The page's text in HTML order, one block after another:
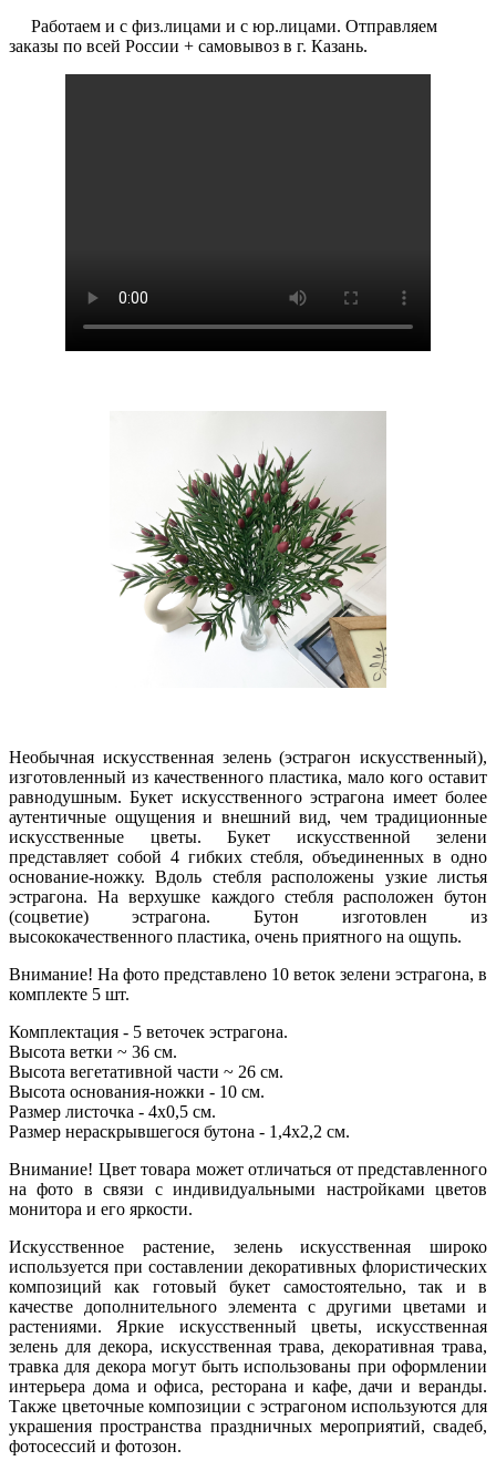
Работаем и с физ.лицами и с юр.лицами. Отправляем
заказы по всей России + самовывоз в г. Казань.
Необычная искусственная зелень (эстрагон искусственный),
изготовленный из качественного пластика, мало кого оставит
равнодушным. Букет искусственного эстрагона имеет более
аутентичные ощущения и внешний вид, чем традиционные
искусственные цветы. Букет искусственной зелени
представляет собой 4 гибких стебля, объединенных в одно
основание-ножку. Вдоль стебля расположены узкие листья
эстрагона. На верхушке каждого стебля расположен бутон
(соцветие) эстрагона. Бутон изготовлен из
высококачественного пластика, очень приятного на ощупь.
Внимание! На фото представлено 10 веток зелени эстрагона, в
комплекте 5 шт.
Комплектация - 5 веточек эстрагона.
Высота ветки ~ 36 см.
Высота вегетативной части ~ 26 см.
Высота основания-ножки - 10 см.
Размер листочка - 4х0,5 см.
Размер нераскрывшегося бутона - 1,4х2,2 см.
Внимание! Цвет товара может отличаться от представленного
на фото в связи с индивидуальными настройками цветов
монитора и его яркости.
Искусственное растение, зелень искусственная широко
используется при составлении декоративных флористических
композиций как готовый букет самостоятельно, так и в
качестве дополнительного элемента с другими цветами и
растениями. Яркие искусственный цветы, искусственная
зелень для декора, искусственная трава, декоративная трава,
травка для декора могут быть использованы при оформлении
интерьера дома и офиса, ресторана и кафе, дачи и веранды.
Также цветочные композиции с эстрагоном используются для
украшения пространства праздничных мероприятий, свадеб,
фотосессий и фотозон.